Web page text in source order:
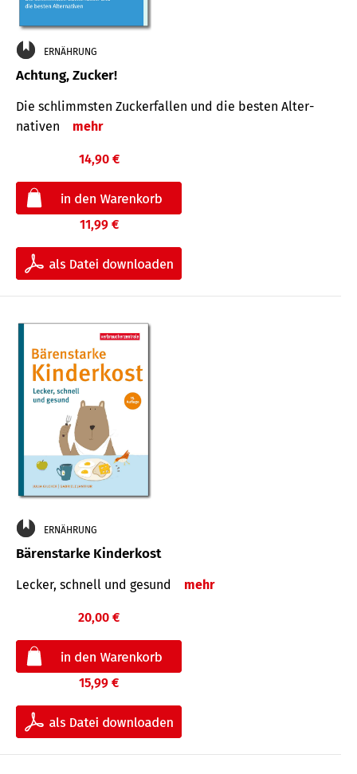
ERNÄHRUNG
Achtung, Zucker!
Die schlimmsten Zucker­fallen und die besten Alter­
nativen
mehr
14,90 €
11,99 €
ERNÄHRUNG
Bärenstarke Kinderkost
Lecker, schnell und gesund mehr
20,00 €
15,99 €